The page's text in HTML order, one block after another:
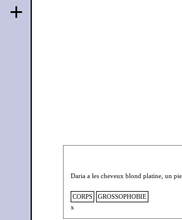
+
Daria a les cheveux blond platine, un
CORPS
GROSSOPHOBIE
x